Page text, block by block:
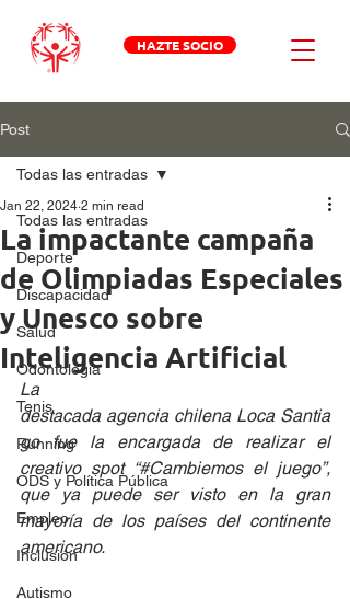
HAZTE SOCIO
Post
Todas las entradas
Deporte
Discapacidad
Salud
Odontologia
Tenis
Running
ODS y Política Pública
Empleo
Inclusión
Autismo
Todas las entradas
La impactante campaña
de Olimpiadas Especiales
y Unesco sobre
Inteligencia Artificial
Jan 22, 2024 2 min read
La
destacada agencia chilena Loca Santia
go fue la encargada de realizar el
creativo spot “#Cambiemos el juego”,
que ya puede ser visto en la gran
mayoría de los países del continente
americano.